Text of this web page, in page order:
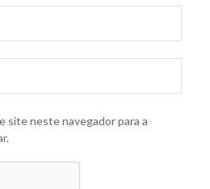
site neste navegador para a